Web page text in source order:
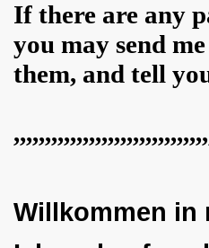
If there are any
you may send
them, and tell
,,,,,,,,,,,,,,,,,,,,,,,,,,,,,,
Willkommen in